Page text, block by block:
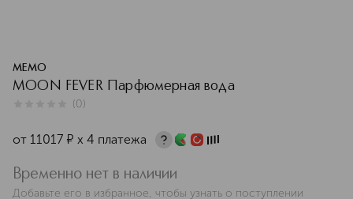
MEMO
MOON FEVER Парфюмерная вода
(0)
от 11017 ¤ х 4 платежа
Временно нет в наличии
Добавьте его в избранное, чтобы узнать о поступлении